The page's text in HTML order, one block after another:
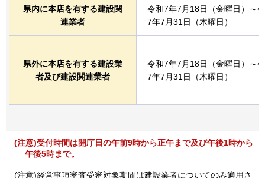
県内に本店を有する建設関
連業者
令和7年7月18日（金曜日）～
7年7月31日（木曜日）
県外に本店を有する建設業
者及び建設関連業者
令和7年7月18日（金曜日）～
7年7月31日（木曜日）
(注意)受付時間は開庁日の午前9時から正午まで及び午後1時から
午後5時まで。
(注意)経営事項審査受審対象期間は建設業者についてのみ適用さ